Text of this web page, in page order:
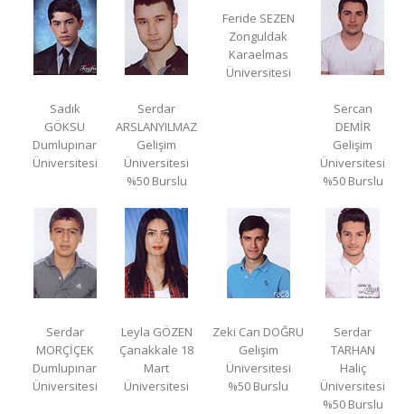
Sadık
GÖKSU
Dumlupınar
Üniversitesi
Serdar
ARSLANYILMAZ
Gelişim
Üniversitesi
%50 Burslu
Feride SEZEN
Zonguldak
Karaelmas
Üniversitesi
Sercan
DEMİR
Gelişim
Üniversitesi
%50 Burslu
Serdar
MORÇİÇEK
Dumlupınar
Üniversitesi
Leyla GÖZEN
Çanakkale 18
Mart
Üniversitesi
Zeki Can DOĞRU
Gelişim
Üniversitesi
%50 Burslu
Serdar
TARHAN
Haliç
Üniversitesi
%50 Burslu